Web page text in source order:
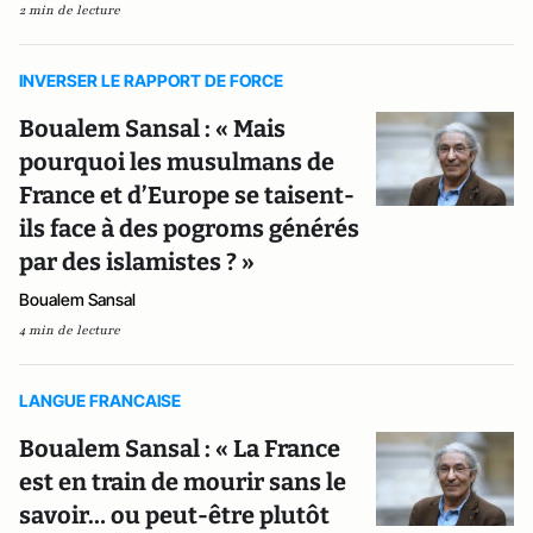
2 min de lecture
INVERSER LE RAPPORT DE FORCE
Boualem Sansal : « Mais
pourquoi les musulmans de
France et d’Europe se taisent-
ils face à des pogroms générés
par des islamistes ? »
Boualem Sansal
4 min de lecture
LANGUE FRANCAISE
Boualem Sansal : « La France
est en train de mourir sans le
savoir… ou peut-être plutôt